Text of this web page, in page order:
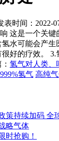
表时间：2022-
这是一个关
水可能会产
好的疗效。 3.
氢气对人类、
氢气 高纯
策持续加码 全
略气体
时抢购！